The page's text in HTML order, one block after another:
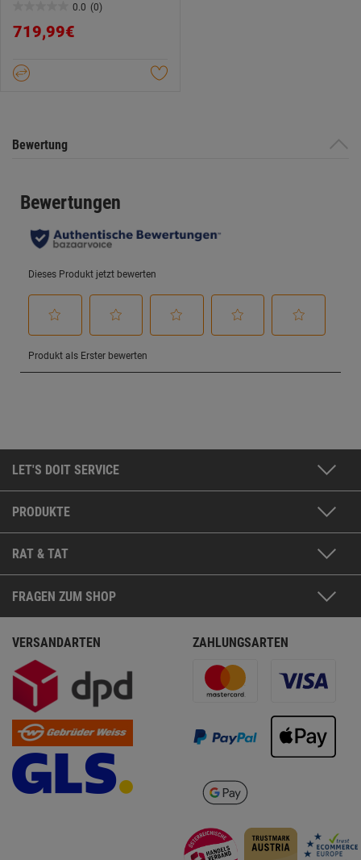
0.0 (0)
von
Sternen.
719,99€
Bewertung
LET'S DOIT SERVICE
PRODUKTE
RAT & TAT
FRAGEN ZUM SHOP
VERSANDARTEN ZAHLUNGSARTEN